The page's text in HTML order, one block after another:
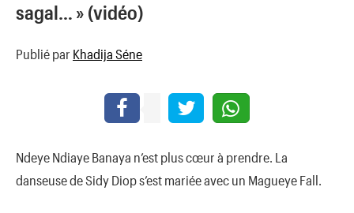
sagal… » (vidéo)
Publié par Khadija Séne
Ndeye Ndiaye Banaya n’est plus cœur à prendre. La
danseuse de Sidy Diop s’est mariée avec un Magueye Fall.